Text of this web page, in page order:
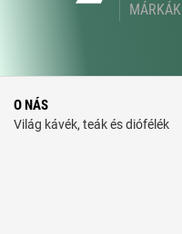
MÁRKÁK
O NÁS
Világ kávék, teák és diófélék